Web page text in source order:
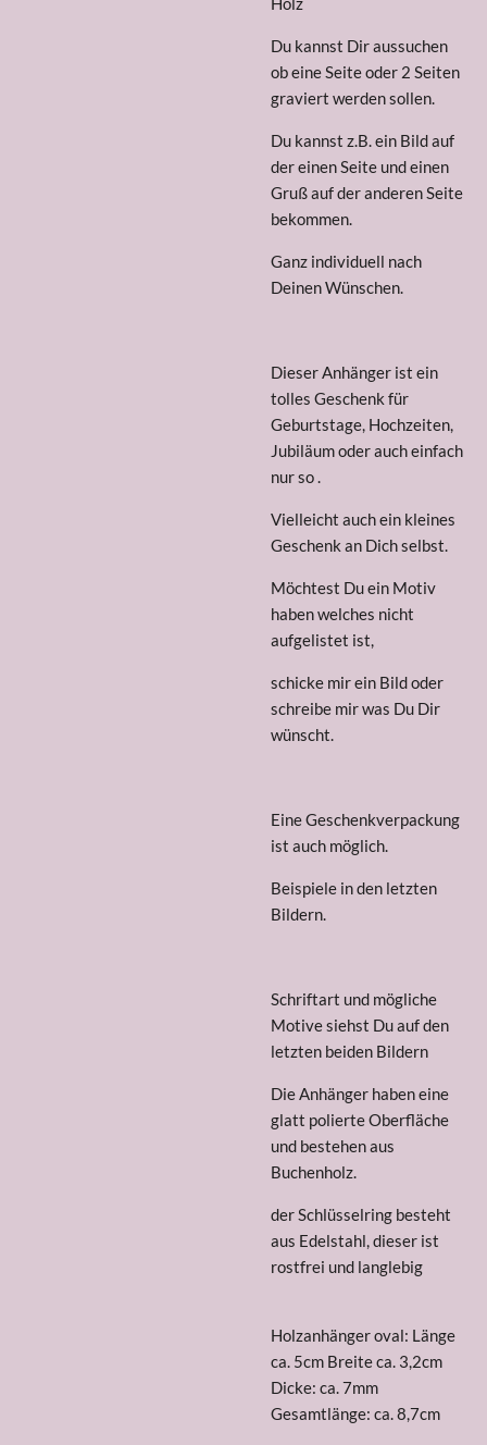
Du kannst Dir aussuchen
ob eine Seite oder 2 Seiten
graviert werden sollen.
Du kannst z.B. ein Bild auf
der einen Seite und einen
Gruß auf der anderen Seite
bekommen.
Ganz individuell nach
Deinen Wünschen.
Dieser Anhänger ist ein
tolles Geschenk für
Geburtstage, Hochzeiten,
Jubiläum oder auch einfach
nur so .
Vielleicht auch ein kleines
Geschenk an Dich selbst.
Möchtest Du ein Motiv
haben welches nicht
aufgelistet ist,
schicke mir ein Bild oder
schreibe mir was Du Dir
wünscht.
Eine Geschenkverpackung
ist auch möglich.
Beispiele in den letzten
Bildern.
Schriftart und mögliche
Motive siehst Du auf den
letzten beiden Bildern
Die Anhänger haben eine
glatt polierte Oberfläche
und bestehen aus
Buchenholz.
der Schlüsselring besteht
aus Edelstahl, dieser ist
rostfrei und langlebig
Holzanhänger oval: Länge
ca. 5cm Breite ca. 3,2cm
Dicke: ca. 7mm
Gesamtlänge: ca. 8,7cm